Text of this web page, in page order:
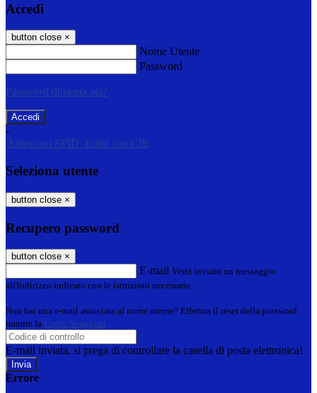
Accedi
button close ×
Nome Utente
Password
Password dimenticata?
-
Entra con SPID
Entra con CIE
Seleziona utente
button close ×
Recupero password
button close ×
E-mail Verrà inviato un messaggio
all'indirizzo indicato con le istruzioni necessarie.
Non hai una e-mail associata al nome utente? Effettua il reset della password
tramite la Login Spaggiari
E-mail inviata, si prega di controllare la casella di posta elettronica!
Errore